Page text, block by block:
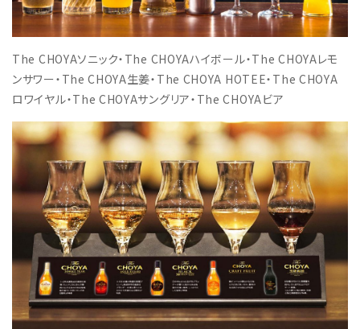
The CHOYAソニック・The CHOYAハイボール・The CHOYAレモ
ンサワー・The CHOYA生姜・The CHOYA HOTEE・The CHOYA
ロワイヤル・The CHOYAサングリア・The CHOYAビア